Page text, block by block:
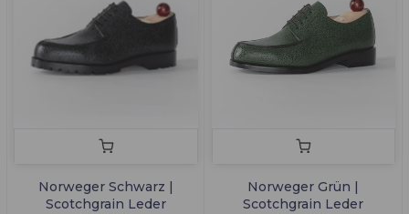
Norweger Schwarz |
Scotchgrain Leder
Norweger Grün |
Scotchgrain Leder